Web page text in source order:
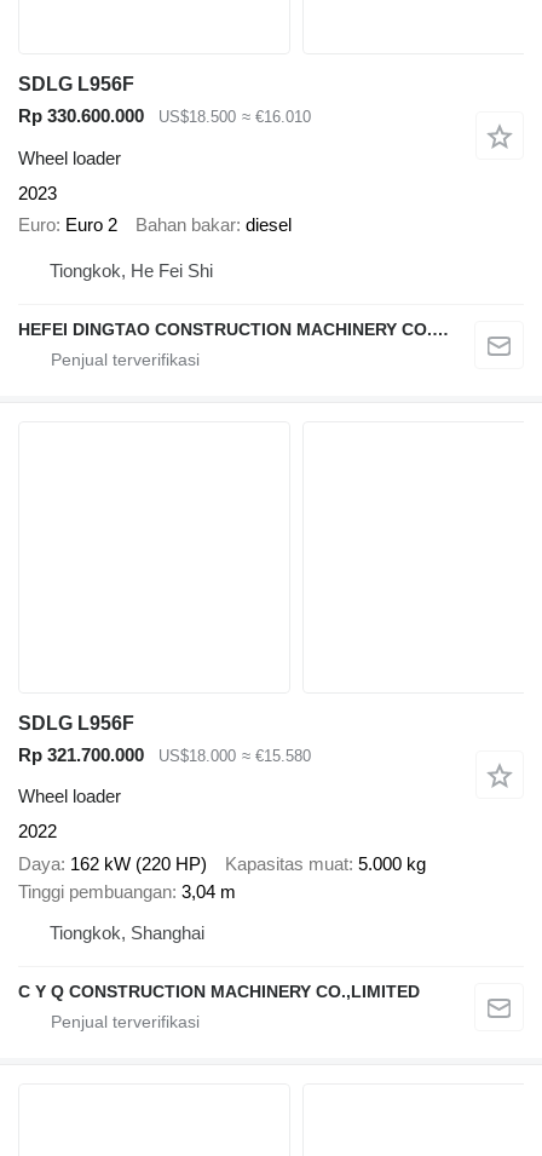
SDLG L956F
Rp 330.600.000
US$18.500 ≈ €16.010
Wheel loader
2023
Euro Euro 2 Bahan bakar diesel
Tiongkok, He Fei Shi
HEFEI DINGTAO CONSTRUCTION MACHINERY CO., LIMITED
SDLG L956F
Rp 321.700.000
US$18.000 ≈ €15.580
Wheel loader
2022
Daya 162 kW (220 HP) Kapasitas muat 5.000 kg
Tinggi pembuangan 3,04 m
Tiongkok, Shanghai
C Y Q CONSTRUCTION MACHINERY CO.,LIMITED